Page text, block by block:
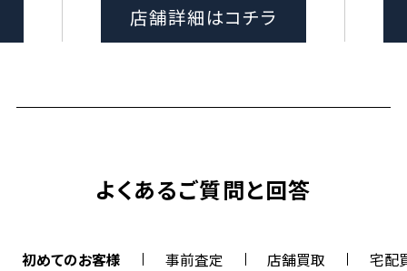
店舗詳細はコチラ
よくあるご質問と回答
初めてのお客様 事前査定 店舗買取 宅配